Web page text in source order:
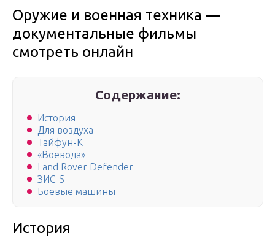
Оружие и военная техника —
документальные фильмы
смотреть онлайн
Содержание:
История
Для воздуха
Тайфун-К
«Воевода»
Land Rover Defender
ЗИС-5
Боевые машины
История